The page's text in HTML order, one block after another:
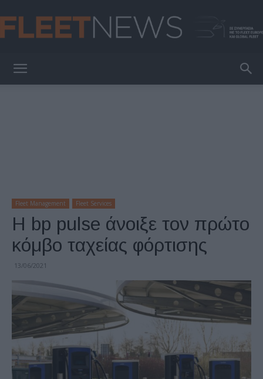
Fleet Management Fleet Services
Η bp pulse άνοιξε τον πρώτο
κόμβο ταχείας φόρτισης
13/06/2021